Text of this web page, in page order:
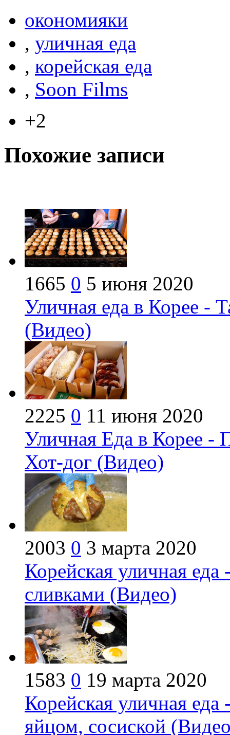
окономияки
, уличная еда
, корейская еда
, Soon Films
+2
Похожие записи
1665 0 5 июня 2020
Уличная еда в Корее -
(Видео)
2225 0 11 июня 2020
Уличная Еда в Корее
Хот-дог (Видео)
2003 0 3 марта 2020
Корейская уличная
сливками (Видео)
1583 0 19 марта 2020
Корейская уличная
яйцом, сосиской